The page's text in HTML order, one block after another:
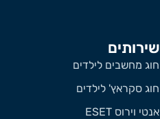
שירותים
חוג מחשבים לילדים
חוג סקראץ' לילדים
אנטי וירוס ESET